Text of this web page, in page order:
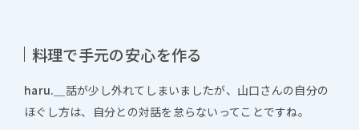
料理で手元の安心を作る
haru.＿ 話が少し外れてしまいましたが、山口さんの自分の
ほぐし方は、自分との対話を怠らないってことですね。